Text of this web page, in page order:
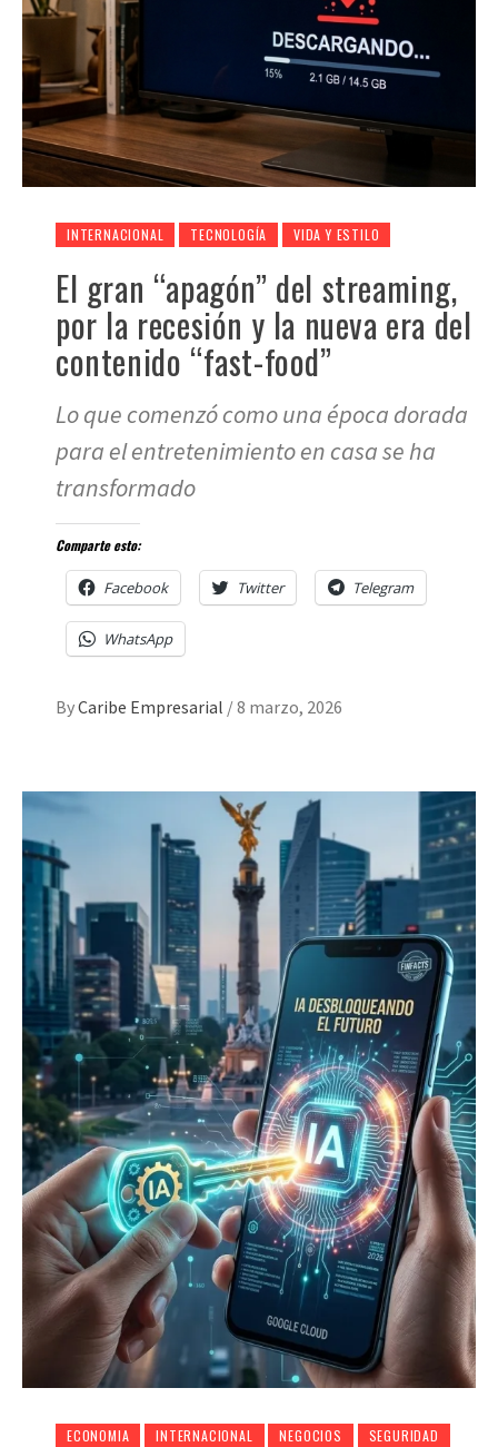
INTERNACIONAL TECNOLOGÍA VIDA Y ESTILO
El gran “apagón” del streaming,
por la recesión y la nueva era del
contenido “fast-food”
Lo que comenzó como una época dorada
para el entretenimiento en casa se ha
transformado
Comparte esto:
Facebook Twitter Telegram
WhatsApp
ByCaribe Empresarial /8 marzo, 2026
ECONOMIA INTERNACIONAL NEGOCIOS
SEGURIDAD